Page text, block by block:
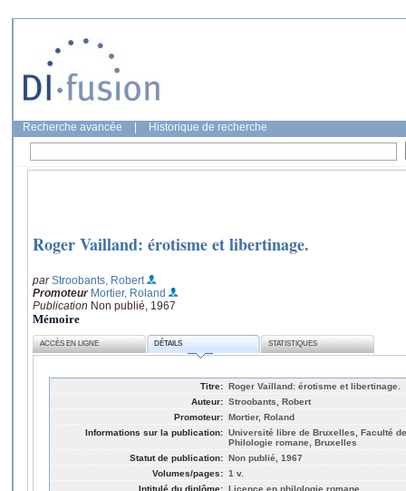
Recherche avancée Historique de recherche
Roger Vailland: érotisme et libertinage.
parStroobants, Robert
Promoteur Mortier, Roland
Publication Non publié, 1967
Mémoire
ACCÈS EN LIGNE DÉTAILS STATISTIQUES
Titre: Roger Vailland: érotisme et libertinage.
Auteur: Stroobants, Robert
Promoteur: Mortier, Roland
Informations sur la publication: Université libre de Bruxelles, Faculté
Philologie romane, Bruxelles
Statut de publication: Non publié, 1967
Volumes/pages: 1 v.
Intitulé du diplôme: Licence en philologie romane